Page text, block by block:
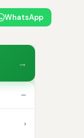
WhatsApp
→
−
›